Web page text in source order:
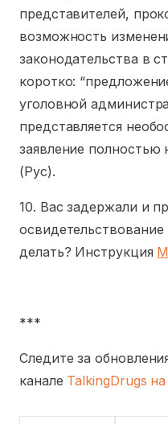
представителей,
возможность
законодательства в
коротко:
уголовной
представляется
заявление полностью
(Рус).
10. Вас задержали и
делать? Инструкция
***
Следите за
канале TalkingDrugs